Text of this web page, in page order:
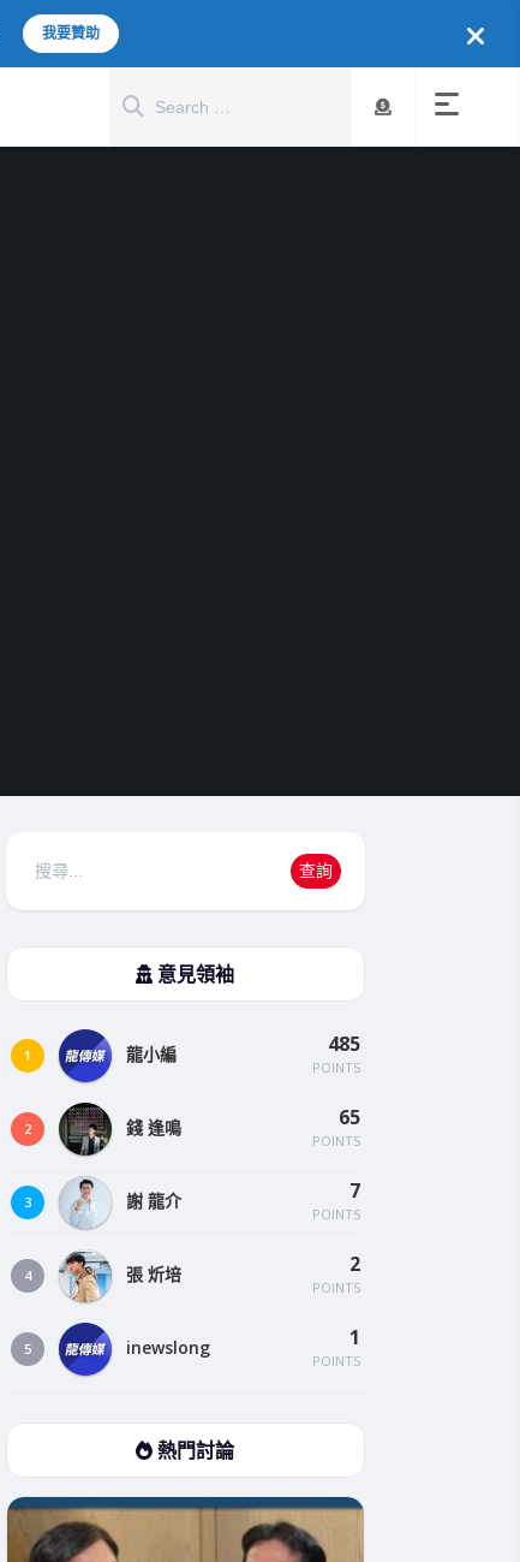
我要贊助
搜
查詢
意見領袖
1 龍小編 485
POINTS
2 錢 逢鳴 65
POINTS
3 謝 龍介 7
POINTS
4 張 炘培 2
POINTS
5 inewslong 1
POINTS
熱門討論